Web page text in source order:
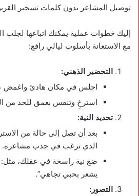
توصيل المشاعر بدون كلمات تسخير
إليك خطوات عملية يمكنك اتباعها لجلب
مع الاستعانة بأسلوب ليالي رافع:
التحضير الذهني:
اجلس في مكان هادئ واغمض
استرخِ وتنفس بعمق للحد من
تحديد النية:
بعد أن تصل إلى حالة من
الذي ترغب في جذب مشاعره.
ضع نية راسخة في عقلك،
يشعر بحبي تجاهي”.
التصور: